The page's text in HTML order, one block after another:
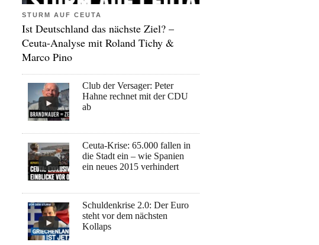
STURM AUF CEUTA
Ist Deutschland das nächste Ziel? –
Ceuta-Analyse mit Roland Tichy &
Marco Pino
Club der Versager: Peter
Hahne rechnet mit der CDU
ab
Ceuta-Krise: 65.000 fallen in
die Stadt ein – wie Spanien
ein neues 2015 verhindert
Schuldenkrise 2.0: Der Euro
steht vor dem nächsten
Kollaps